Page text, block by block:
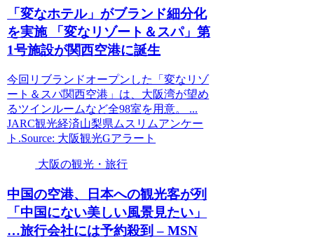
「変なホテル」がブランド細分化
を実施 「変なリゾート＆スパ」第
1号施設が関西空港に誕生
今回リブランドオープンした「変なリゾ
ート＆スパ関西空港」は、大阪湾が望め
るツインルームなど全98室を用意。 ...
JARC観光経済山梨県ムスリムアンケー
ト.Source: 大阪観光Gアラート
大阪の観光・旅行
中国の空港、日本への観光客が列
「中国にない美しい風景見たい」
…旅行会社には予約殺到 – MSN